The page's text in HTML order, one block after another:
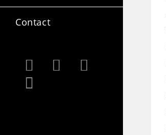
Contact